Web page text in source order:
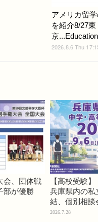
アメリカ留
を紹介8/27東
京
2026.8.6 Thu
会、団体戦
部が優勝
【高校受験】
兵庫県内の私
結、個別相談
2026.7.28